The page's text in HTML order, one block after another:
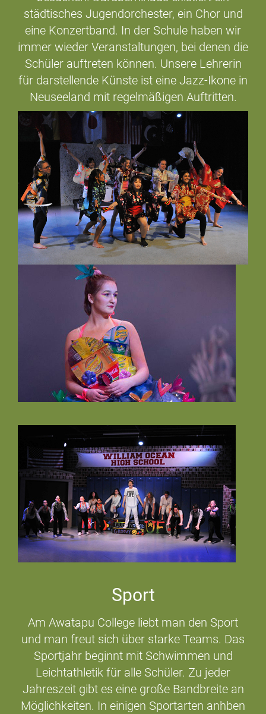
städtisches Jugendorchester, ein Chor und
eine Konzertband. In der Schule haben wir
immer wieder Veranstaltungen, bei denen die
Schüler auftreten können. Unsere Lehrerin
für darstellende Künste ist eine Jazz-Ikone in
Neuseeland mit regelmäßigen Auftritten.
Sport
Am Awatapu College liebt man den Sport
und man freut sich über starke Teams. Das
Sportjahr beginnt mit Schwimmen und
Leichtathletik für alle Schüler. Zu jeder
Jahreszeit gibt es eine große Bandbreite an
Möglichkeiten. In einigen Sportarten anhben